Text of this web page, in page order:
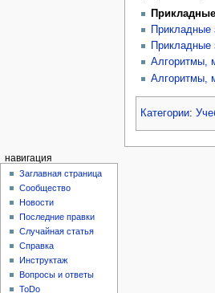
Алгоритмы,
Алгоритмы,
Категории:
навигация
Заглавная страница
Сообщество
Новости
Последние правки
Случайная статья
Справка
Инструктаж
Вопросы и ответы
ToDo